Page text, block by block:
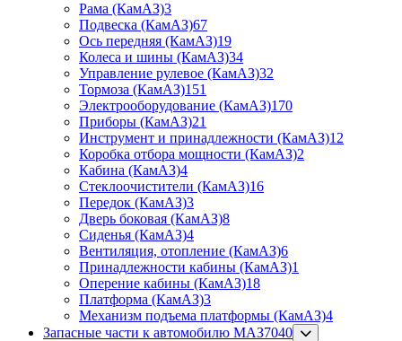
Рама (КамАЗ)3
Подвеска (КамАЗ)67
Ось передняя (КамАЗ)19
Колеса и шины (КамАЗ)34
Управление рулевое (КамАЗ)32
Тормоза (КамАЗ)151
Электрооборудование (КамАЗ)170
Приборы (КамАЗ)21
Инструмент и принадлежности (КамАЗ)12
Коробка отбора мощности (КамАЗ)2
Кабина (КамАЗ)4
Стеклоочистители (КамАЗ)16
Передок (КамАЗ)3
Дверь боковая (КамАЗ)8
Сиденья (КамАЗ)4
Вентиляция, отопление (КамАЗ)6
Принадлежности кабины (КамАЗ)1
Оперение кабины (КамАЗ)18
Платформа (КамАЗ)3
Механизм подъема платформы (КамАЗ)4
Запасные части к автомобилю МАЗ7040